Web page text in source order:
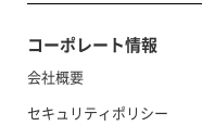
コーポレート情報
会社概要
セキュリティポリシー